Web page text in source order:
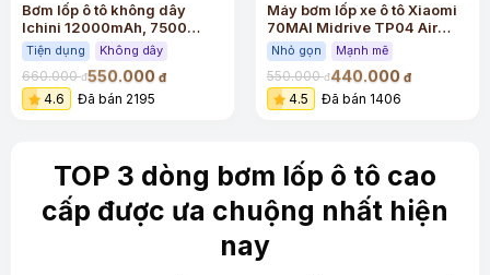
Bơm lốp ô tô không dây
Ichini 12000mAh, 7500
mAh, 4000 mAh, xi lanh đôi,
160 psi , nguồn điện kép
Tiện dụng Không dây
660.000đ550.000 đ
4.6 Đã bán 2195
Máy bơm lốp xe ô tô Xiaomi
70MAI Midrive TP04 Air
Compressor Eco
Nhỏ gọn Mạnh mẽ
550.000đ440.000 đ
4.5 Đã bán 1406
TOP 3 dòng bơm lốp ô tô cao
cấp được ưa chuộng nhất hiện
nay